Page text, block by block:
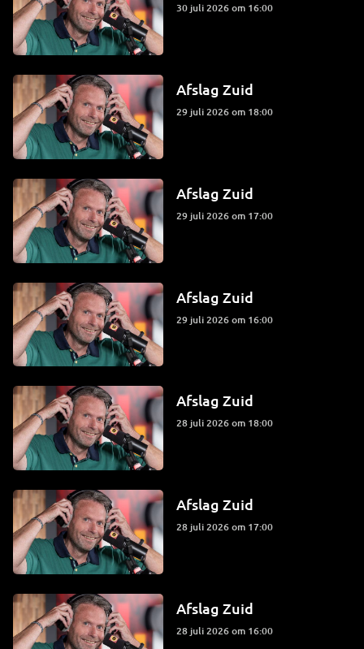
30 juli 2026 om 16:00
Afslag Zuid
29 juli 2026 om 18:00
Afslag Zuid
29 juli 2026 om 17:00
Afslag Zuid
29 juli 2026 om 16:00
Afslag Zuid
28 juli 2026 om 18:00
Afslag Zuid
28 juli 2026 om 17:00
Afslag Zuid
28 juli 2026 om 16:00